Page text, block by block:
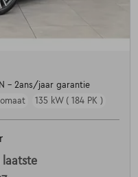
- 2ans/jaar garantie
135 kW ( 184 PK )
laatste